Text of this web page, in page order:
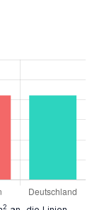
2